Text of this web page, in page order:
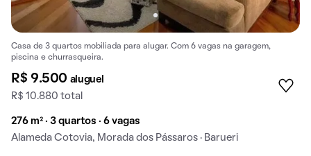
Casa de 3 quartos mobiliada para alugar. Com 6 vagas na garagem,
piscina e churrasqueira.
R$ 9.500 aluguel
R$ 10.880 total
276 m² · 3 quartos · 6 vagas
Alameda Cotovia, Morada dos Pássaros · Barueri